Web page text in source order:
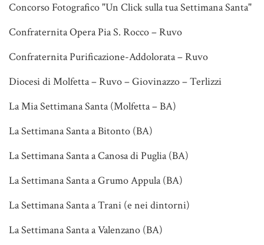
Concorso Fotografico "Un Click sulla tua Settimana Santa"
Confraternita Opera Pia S. Rocco – Ruvo
Confraternita Purificazione-Addolorata – Ruvo
Diocesi di Molfetta – Ruvo – Giovinazzo – Terlizzi
La Mia Settimana Santa (Molfetta – BA)
La Settimana Santa a Bitonto (BA)
La Settimana Santa a Canosa di Puglia (BA)
La Settimana Santa a Grumo Appula (BA)
La Settimana Santa a Trani (e nei dintorni)
La Settimana Santa a Valenzano (BA)